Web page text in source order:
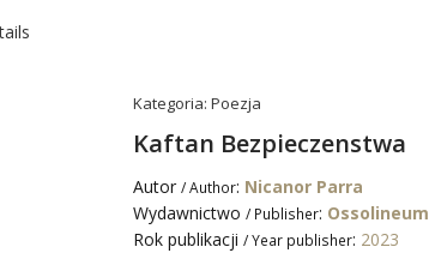
Kategoria: Poezja
Kaftan Bezpieczenstwa
Autor / Author: Nicanor Parra
Wydawnictwo / Publisher: Ossolineum
Rok publikacji / Year publisher: 2023